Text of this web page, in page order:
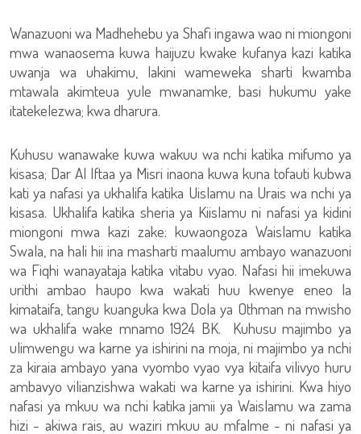
Wanazuoni wa Madhehebu ya Shafi ingawa wao ni miongoni
mwa wanaosema kuwa haijuzu kwake kufanya kazi katika
uwanja wa uhakimu, lakini wameweka sharti kwamba
mtawala akimteua yule mwanamke, basi hukumu yake
itatekelezwa; kwa dharura.
Kuhusu wanawake kuwa wakuu wa nchi katika mifumo ya
kisasa; Dar Al Iftaa ya Misri inaona kuwa kuna tofauti kubwa
kati ya nafasi ya ukhalifa katika Uislamu na Urais wa nchi ya
kisasa. Ukhalifa katika sheria ya Kiislamu ni nafasi ya kidini
miongoni mwa kazi zake: kuwaongoza Waislamu katika
Swala, na hali hii ina masharti maalumu ambayo wanazuoni
wa Fiqhi wanayataja katika vitabu vyao. Nafasi hii imekuwa
urithi ambao haupo kwa wakati huu kwenye eneo la
kimataifa, tangu kuanguka kwa Dola ya Othman na mwisho
wa ukhalifa wake mnamo 1924 BK. Kuhusu majimbo ya
ulimwengu wa karne ya ishirini na moja, ni majimbo ya nchi
za kiraia ambayo yana vyombo vyao vya kitaifa vilivyo huru
ambavyo vilianzishwa wakati wa karne ya ishirini. Kwa hiyo
nafasi ya mkuu wa nchi katika jamii ya Waislamu wa zama
hizi - akiwa rais, au waziri mkuu au mfalme - ni nafasi ya